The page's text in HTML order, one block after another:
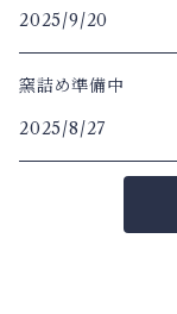
2025/9/20
窯詰め準備中
2025/8/27